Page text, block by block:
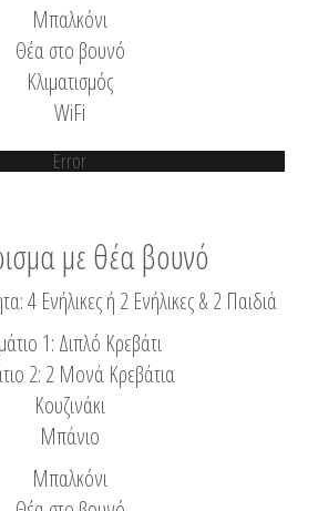
Μπαλκόνι
Θέα στο βουνό
Κλιματισμός
WiFi
Error
με θέα βουνό
4 Ενήλικες ή 2 Ενήλικες & 2 Παιδιά
1: Διπλό Κρεβάτι
2: 2 Μονά Κρεβάτια
Κουζινάκι
Μπάνιο
Μπαλκόνι